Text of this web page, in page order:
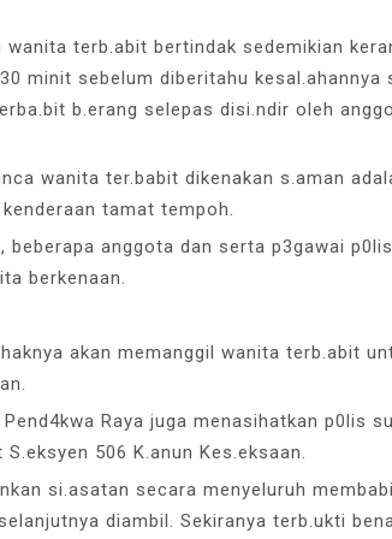
wanita terb.abit bertindak sedemikian
minit sebelum diberitahu kesal.ahannya
b.erang selepas disi.ndir oleh
wanita ter.babit dikenakan s.aman
tamat tempoh.
beberapa anggota dan serta p3gawai
berkenaan.
akan memanggil wanita terb.abit
Raya juga menasihatkan p0lis
506 K.anun Kes.eksaan.
si.asatan secara menyeluruh
diambil. Sekiranya terb.ukti